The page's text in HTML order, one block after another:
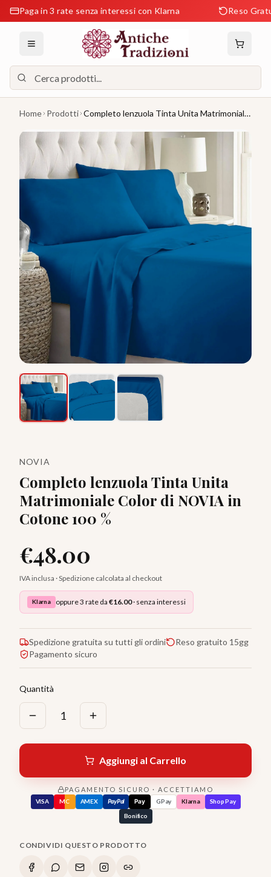
in 3 rate senza interessi con Klarna Reso Gratuito
Home Prodotti Completo lenzuola Tinta Unita Matrimoniale
NOVIA
Completo lenzuola Tinta Unita
Matrimoniale Color di NOVIA in
Cotone 100 %
€48.00
IVA inclusa · Spedizione calcolata al checkout
Klarna oppure 3 rate da €16.00· senza interessi
Spedizione gratuita su tutti gli ordini
Reso gratuito 15gg
Pagamento sicuro
Quantità
1
Aggiungi al Carrello
PAGAMENTO SICURO · ACCETTIAMO
VISA MC AMEX PayPal Pay GPay Klarna
Shop Pay
Bonifico
CONDIVIDI QUESTO PRODOTTO